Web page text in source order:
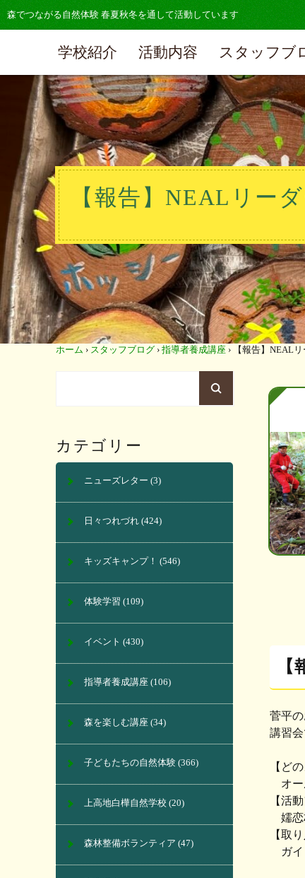
森でつながる自然体験 春夏秋冬を通して活動しています
学校紹介 活動内容 スタッフブ
【報告】NEALリ
ホーム › スタッフブログ › 指導者養成講座 › 【報告】NEAL
菅平
講習
【ど
オー
【活
嬬恋
【取
ガイ
カテゴリー
ニューズレター (3)
日々つれづれ (424)
キッズキャンプ！ (546)
体験学習 (109)
イベント (430)
指導者養成講座 (106)
森を楽しむ講座 (34)
子どもたちの自然体験 (366)
上高地白樺自然学校 (20)
森林整備ボランティア (47)